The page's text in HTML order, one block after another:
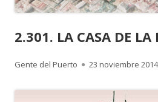
2.301. LA CASA DE
Autor
Gente del Puerto
Publicado
23 noviembre 2014